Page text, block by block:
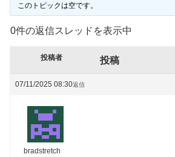
このトピックは空です。
0件の返信スレッドを表示中
投稿者 投稿
07/11/2025 08:30返信
bradstretch